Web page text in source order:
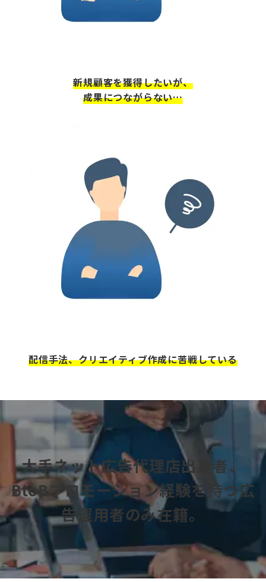
新規顧客を獲得したいが、
成果につながらない…
配信手法、クリエイティブ作成に苦戦している
大手ネット広告代理店出身者、
BtoBプロモーション経験を持つ広
告運用者のみ在籍。